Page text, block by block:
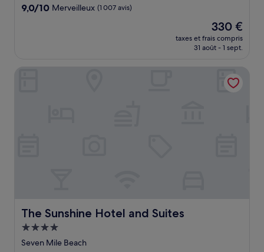
9.0
9,0/10 Merveilleux (1 007 avis)
Le
nouveau
prix
de
330 €
330 €
taxes et frais compris
31 août - 1 sept.
The Sunshine Hotel and Suites
The Sunshine Hotel and Suites
Hébergement
4.0 étoiles
Seven Mile Beach